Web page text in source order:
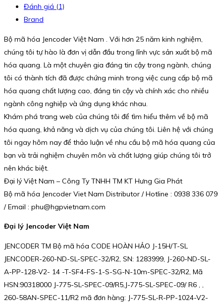
Đánh giá (1)
Brand
Bộ mã hóa Jencoder Việt Nam . Với hơn 25 năm kinh nghiệm,
chúng tôi tự hào là đơn vị dẫn đầu trong lĩnh vực sản xuất bộ mã
hóa quang. Là một chuyên gia đáng tin cậy trong ngành, chúng
tôi có thành tích đã được chứng minh trong việc cung cấp bộ mã
hóa quang chất lượng cao, đáng tin cậy và chính xác cho nhiều
ngành công nghiệp và ứng dụng khác nhau.
Khám phá trang web của chúng tôi để tìm hiểu thêm về bộ mã
hóa quang, khả năng và dịch vụ của chúng tôi. Liên hệ với chúng
tôi ngay hôm nay để thảo luận về nhu cầu bộ mã hóa quang của
bạn và trải nghiệm chuyên môn và chất lượng giúp chúng tôi trở
nên khác biệt.
Đại lý Việt Nam – Công Ty TNHH TM KT Hưng Gia Phát
Bộ mã hóa Jencoder Viet Nam Distributor / Hotline : 0938 336 079
/ Email : phu@hgpvietnam.com
Đại lý Jencoder Việt Nam
JENCODER TM Bộ mã hóa CODE HOÀN HẢO J-15H/T-SL
JENCODER-260-ND-SL-SPEC-32/R2, SN: 1283999, J-260-ND-SL-
A-PP-128-V2- 14 -T-SF4-FS-1-S-SG-N-10m-SPEC-32/R2, Mã
HSN:90318000 J-775-SL-SPEC-09/R5,J-775-SL-SPEC-09/ R6 , ,
260-58AN-SPEC-11/R2 mã đơn hàng: J-775-SL-R-PP-1024-V2-